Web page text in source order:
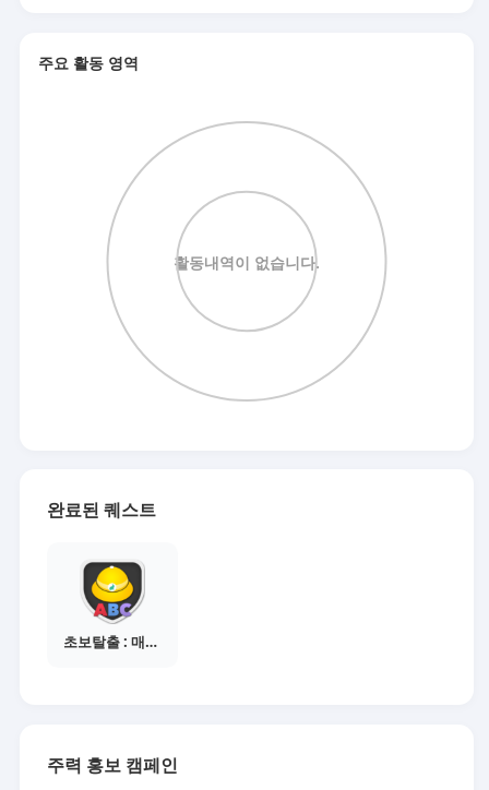
주요 활동 영역
완료된 퀘스트
초보탈출 : 매체별 활동 가이드보기
주력 홍보 캠페인